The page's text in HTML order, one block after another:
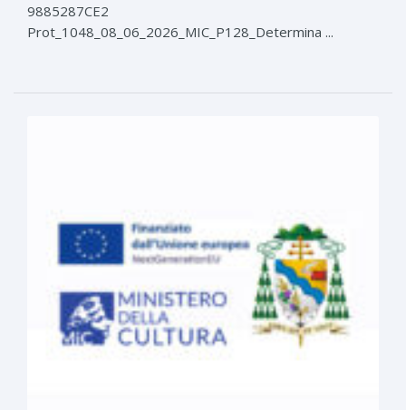
9885287CE2
Prot_1048_08_06_2026_MIC_P128_Determina ...